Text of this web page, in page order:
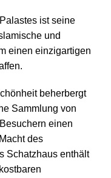
ist seine
und
einen einzigartigen
beherbergt
Sammlung von
einen
des
Schatzhaus enthält